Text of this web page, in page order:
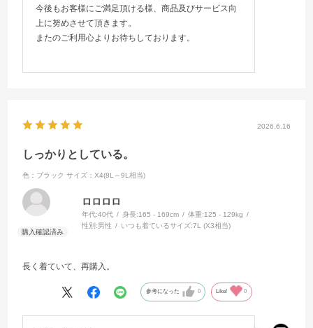
今後もお客様にご満足頂ける様、商品及びサービス向
上に努めさせて頂きます。
またのご利用心よりお待ちしております。
2026.6.16
しっかりとしている。
色：ブラック サイズ：X4(8L～9L相当)
ロロロロ
年代:40代 身長:165 - 169cm 体重:125 - 129kg
性別:男性 いつも着ているサイズ:7L (X3相当)
長く着ていて、再購入。
参考になった 0 Like! 0